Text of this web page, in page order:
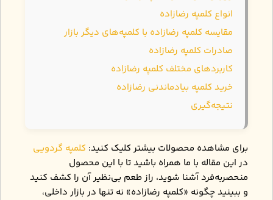
انواع کلمپه رضازاده
مقایسه کلمپه رضازاده با کلمپه‌های دیگر بازار
صادرات کلمپه رضازاده
کاربردهای مختلف کلمپه رضازاده
خرید کلمپه بیادماندنی رضازاده
نتیجه‌گیری
برای مشاهده محصولات بیشتر کلیک کنید: کلمپه گردویی
در این مقاله با ما همراه باشید تا با این محصول
منحصربه‌فرد آشنا شوید، راز طعم بی‌نظیر آن را کشف کنید
و ببینید چگونه «کلمپه رضازاده» نه ‌تنها در بازار داخلی،